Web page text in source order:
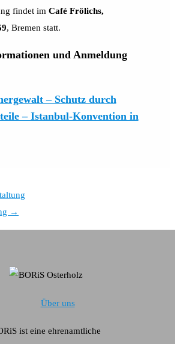
findet im Café Frölichs,
, Bremen statt.
und Anmeldung
– Schutz durch
– Istanbul-Konvention in
→
Über uns
ist eine ehrenamtliche